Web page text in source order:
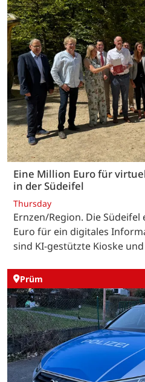
Eine Million Euro für
in der Südeifel
Thursday
Ernzen/Region. Die
Euro für ein digitales
sind KI-gestützte Kioske
Prüm